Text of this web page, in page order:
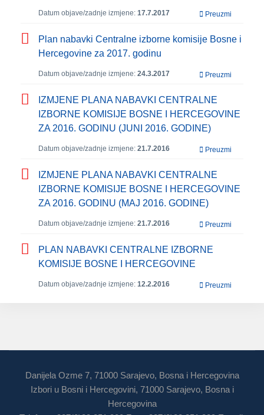
Datum objave/zadnje izmjene: 17.7.2017 Preuzmi
Plan nabavki Centralne izborne komisije Bosne i
Hercegovine za 2017. godinu
Datum objave/zadnje izmjene: 24.3.2017 Preuzmi
IZMJENE PLANA NABAVKI CENTRALNE
IZBORNE KOMISIJE BOSNE I HERCEGOVINE
ZA 2016. GODINU (JUNI 2016. GODINE)
Datum objave/zadnje izmjene: 21.7.2016 Preuzmi
IZMJENE PLANA NABAVKI CENTRALNE
IZBORNE KOMISIJE BOSNE I HERCEGOVINE
ZA 2016. GODINU (MAJ 2016. GODINE)
Datum objave/zadnje izmjene: 21.7.2016 Preuzmi
PLAN NABAVKI CENTRALNE IZBORNE
KOMISIJE BOSNE I HERCEGOVINE
Datum objave/zadnje izmjene: 12.2.2016 Preuzmi
Danijela Ozme 7, 71000 Sarajevo, Bosna i Hercegovina
Izbori u Bosni i Hercegovini, 71000 Sarajevo, Bosna i
Hercegovina